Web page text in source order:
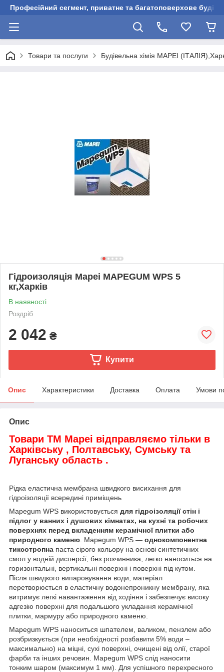
Професійний сегмент, приватне та багатоповерхове
Товари та послуги Будівельна хімія MAPEI
Гідроизоляція Mapei MAPEGUM WPS 5
кг,Харків
В наявності
Роздріб
2 042 ₴
Купити
Опис Характеристики Доставка Оплата Умови
Опис
Товари ТМ Mapei відправляємо тільки в
Харківську , Полтавську, Сумську та
Луганську область .
Рідка еластична мембрана швидкого висихання для
гідроізоляції всередині приміщень
Mapegum WРS використовується для гідроізоляції стін і
підлог у ванних і душових кімнатах, на кухні та робочих
поверхнях перед вкладенням керамічної плитки або
природного каменю . Mapegum WРS — однокомпонентна
тиксотропна паста сірого кольору на основі синтетичних
смол у водній дисперсії, без розчинника, легко наноситься на
горизонтальні, вертикальні поверхні і поверхні під кутом.
Після швидкого випаровування води, матеріал
перетворюється в еластичну водонепроникну мембрану, яка
витримує легкі навантаження від ходіння і забезпечує високу
адгезію поверхні для подальшого укладання керамічної
плитки, мармуру або природного каменю.
Mapegum WРS наноситься шпателем, валиком, пензлем або
розбризкується (при необхідності розбавити 5% води –
максимально) на міцні, сухі поверхні, очищені від олії, старої
фарби та інших речовин. Mapegum WРS слід наносити
тонким шаром (максимум 1 мм). Для успішного перехресного